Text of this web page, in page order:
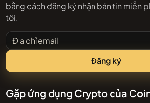
bằng cách đăng ký nhận bản tin miễn
tôi.
Địa chỉ email
Đăng ký
Gặp ứng dụng Crypto của